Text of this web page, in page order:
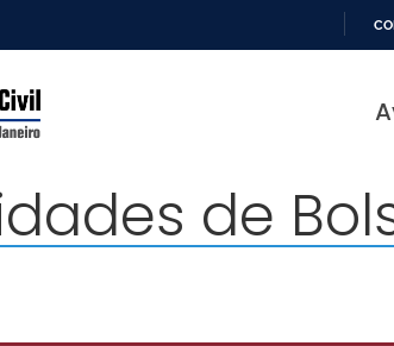
de